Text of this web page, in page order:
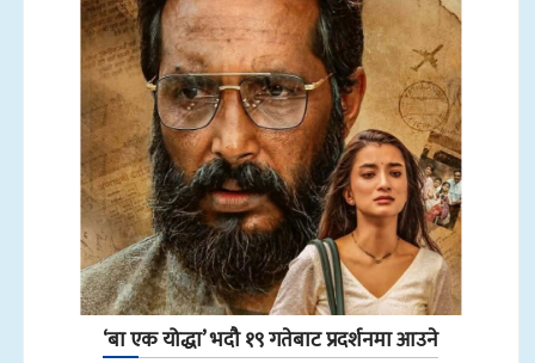
‘बा एक योद्धा’ भदौ १९ गतेबाट प्रदर्शनमा आउने